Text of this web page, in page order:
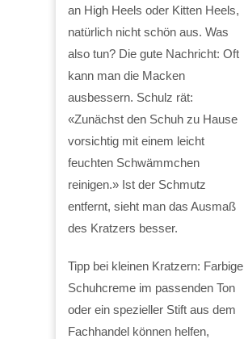
an High Heels oder Kitten Heels,
natürlich nicht schön aus. Was
also tun? Die gute Nachricht: Oft
kann man die Macken
ausbessern. Schulz rät:
«Zunächst den Schuh zu Hause
vorsichtig mit einem leicht
feuchten Schwämmchen
reinigen.» Ist der Schmutz
entfernt, sieht man das Ausmaß
des Kratzers besser.
Tipp bei kleinen Kratzern: Farbige
Schuhcreme im passenden Ton
oder ein spezieller Stift aus dem
Fachhandel können helfen,